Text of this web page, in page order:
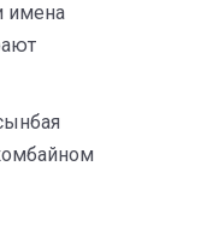
имена